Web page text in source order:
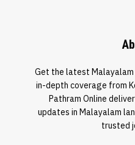
Get the latest Malayalam
in-depth coverage from
Pathram Online
updates in Malayalam
trusted